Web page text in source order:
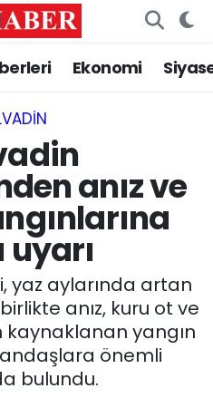
Ekonomi
anız ve
uyarı
yaz aylarında artan
anız, kuru ot ve
kaynaklanan yangın
önemli
bulundu.
ve Fikstür